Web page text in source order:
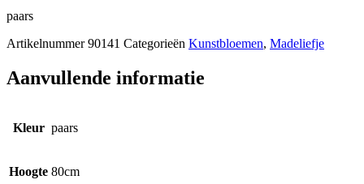
paars
Artikelnummer90141 Categorieën Kunstbloemen, Madeliefje
Aanvullende informatie
Kleur paars
Hoogte 80cm